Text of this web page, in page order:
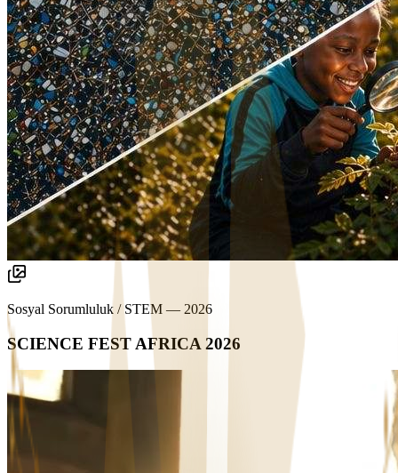
Sosyal Sorumluluk / STEM — 2026
SCIENCE FEST AFRICA 2026